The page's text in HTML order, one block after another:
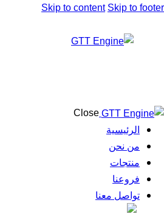
Skip to content Skip to footer
Close
الرئيسية
من نحن
منتجات
فروعنا
تواصل معنا